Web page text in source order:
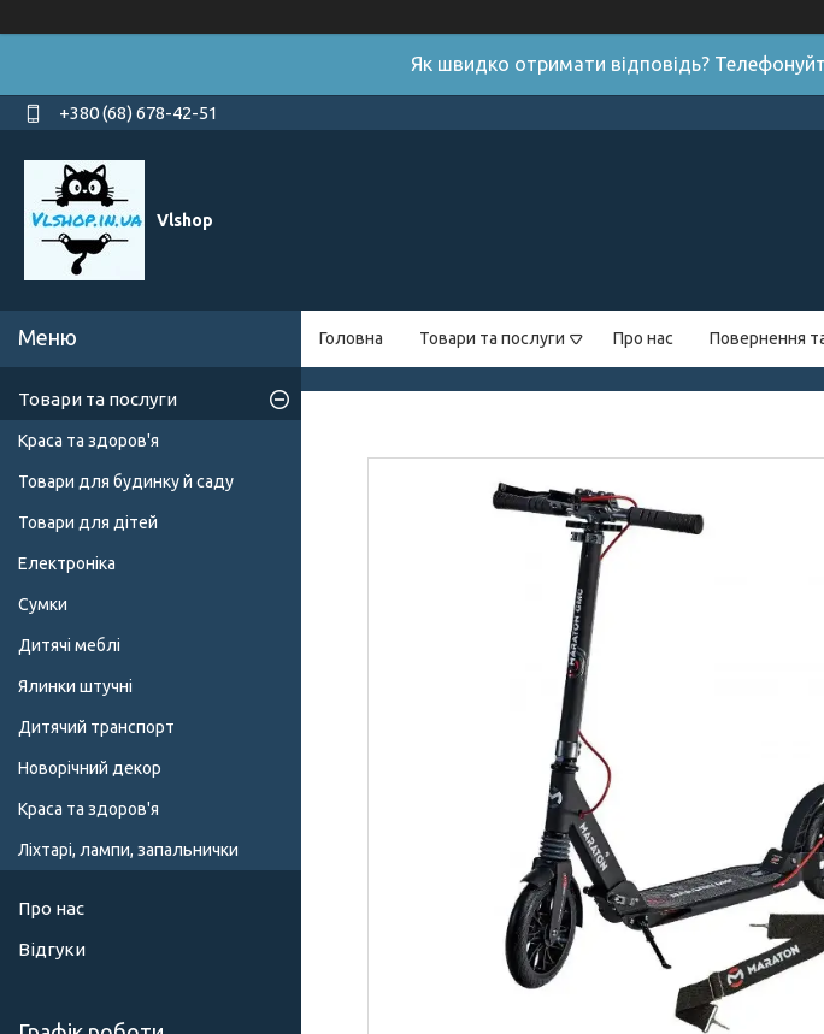
Як швидко отримати відповідь?
+380 (68) 678-42-51
Vlshop
Головна Товари та послуги Про нас Повернення
Товари та послуги
Краса та здоров'я
Товари для будинку й саду
Товари для дітей
Електроніка
Сумки
Дитячі меблі
Ялинки штучні
Дитячий транспорт
Новорічний декор
Краса та здоров'я
Ліхтарі, лампи, запальнички
Про нас
Відгуки